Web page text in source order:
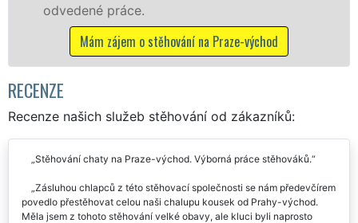
Mám zájem o stěhovací služby na
RECENZE
Recenze našich služeb stěhování od zákazníků:
Stěhování chaty na Praze-východ. Výborná práce stěhováků.
Zásluhou chlapců z této stěhovací společnosti se nám předevčírem
povedlo přestěhovat celou naši chalupu kousek od Prahy-východ.
Měla jsem z tohoto stěhování velké obavy, ale kluci byli naprosto